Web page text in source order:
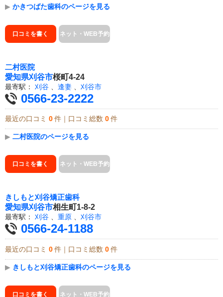
▶ かきつばた歯科のページを見る
口コミを書く ネット・WEB予約
二村医院
愛知県刈谷市桜町4-24
最寄駅： 刈谷 逢妻 刈谷市
0566-23-2222
最近の口コミ 0 件｜口コミ総数 0 件
▶ 二村医院のページを見る
口コミを書く ネット・WEB予約
きしもと刈谷矯正歯科
愛知県刈谷市相生町1-8-2
最寄駅： 刈谷 、 重原 、 刈谷市
0566-24-1188
最近の口コミ 0 件｜口コミ総数 0 件
▶ きしもと刈谷矯正歯科のページを見る
口コミを書く ネット・WEB予約